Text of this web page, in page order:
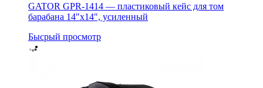
GATOR GPR-1414 — пластиковый кейс для том
барабана 14″х14″, усиленный
Бысрый просмотр